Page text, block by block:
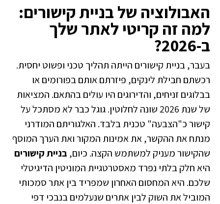
האבולוציה של בניית קישורים:
למה זה קריטי לאתר שלך
ב-2026?
בעבר, בניית קישורים הייתה תהליך טכני ופשוט יחסית.
רכשתם חבילת לינקים, פיזרתם אותם בפורומים או
בבלוגים זניחים, והדירוגים היו עולים בהתאם. המציאות
של שנת 2026 שונה לחלוטין. גוגל כבר לא מסתכל על
קישור כ"הצבעה" טכנית בלבד. האלגוריתם המודרני
מנתח את ההקשר, את אמינות המקור ואת הערך המוסף
שהקישור מעניק למשתמש הקצה. כיום, בניית קישורים
היא חלק בלתי נפרד מאסטרטגיית המוניטין הדיגיטלי
שלכם. היא המחסום האחרון שמפריד בין אתר סמכותי
המוביל את השוק לבין אתרים שנעלמים בנבכי דפי